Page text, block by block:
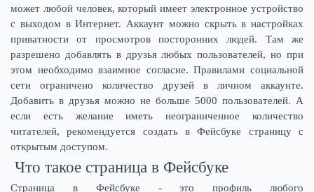
может любой человек, который имеет электронное устройство
с выходом в Интернет. Аккаунт можно скрыть в настройках
приватности от просмотров посторонних людей. Там же
разрешено добавлять в друзья любых пользователей, но при
этом необходимо взаимное согласие. Правилами социальной
сети ограничено количество друзей в личном аккаунте.
Добавить в друзья можно не больше 5000 пользователей. А
если есть желание иметь неограниченное количество
читателей, рекомендуется создать в Фейсбуке страницу с
открытым доступом.
Что такое страница в Фейсбуке
Страница в Фейсбуке - это профиль любого